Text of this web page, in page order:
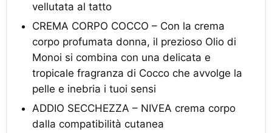
vellutata al tatto
CREMA CORPO COCCO – Con la crema
corpo profumata donna, il prezioso Olio di
Monoi si combina con una delicata e
tropicale fragranza di Cocco che avvolge la
pelle e inebria i tuoi sensi
ADDIO SECCHEZZA – NIVEA crema corpo
dalla compatibilità cutanea